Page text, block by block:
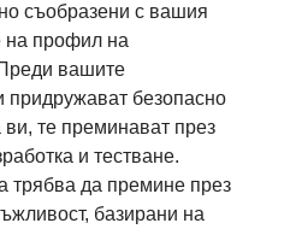
съобразени с вашия
на профил на
вашите
безопасно
те преминават през
и тестване.
трябва да премине през
базирани на